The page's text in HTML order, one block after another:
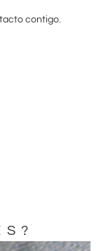
contigo.